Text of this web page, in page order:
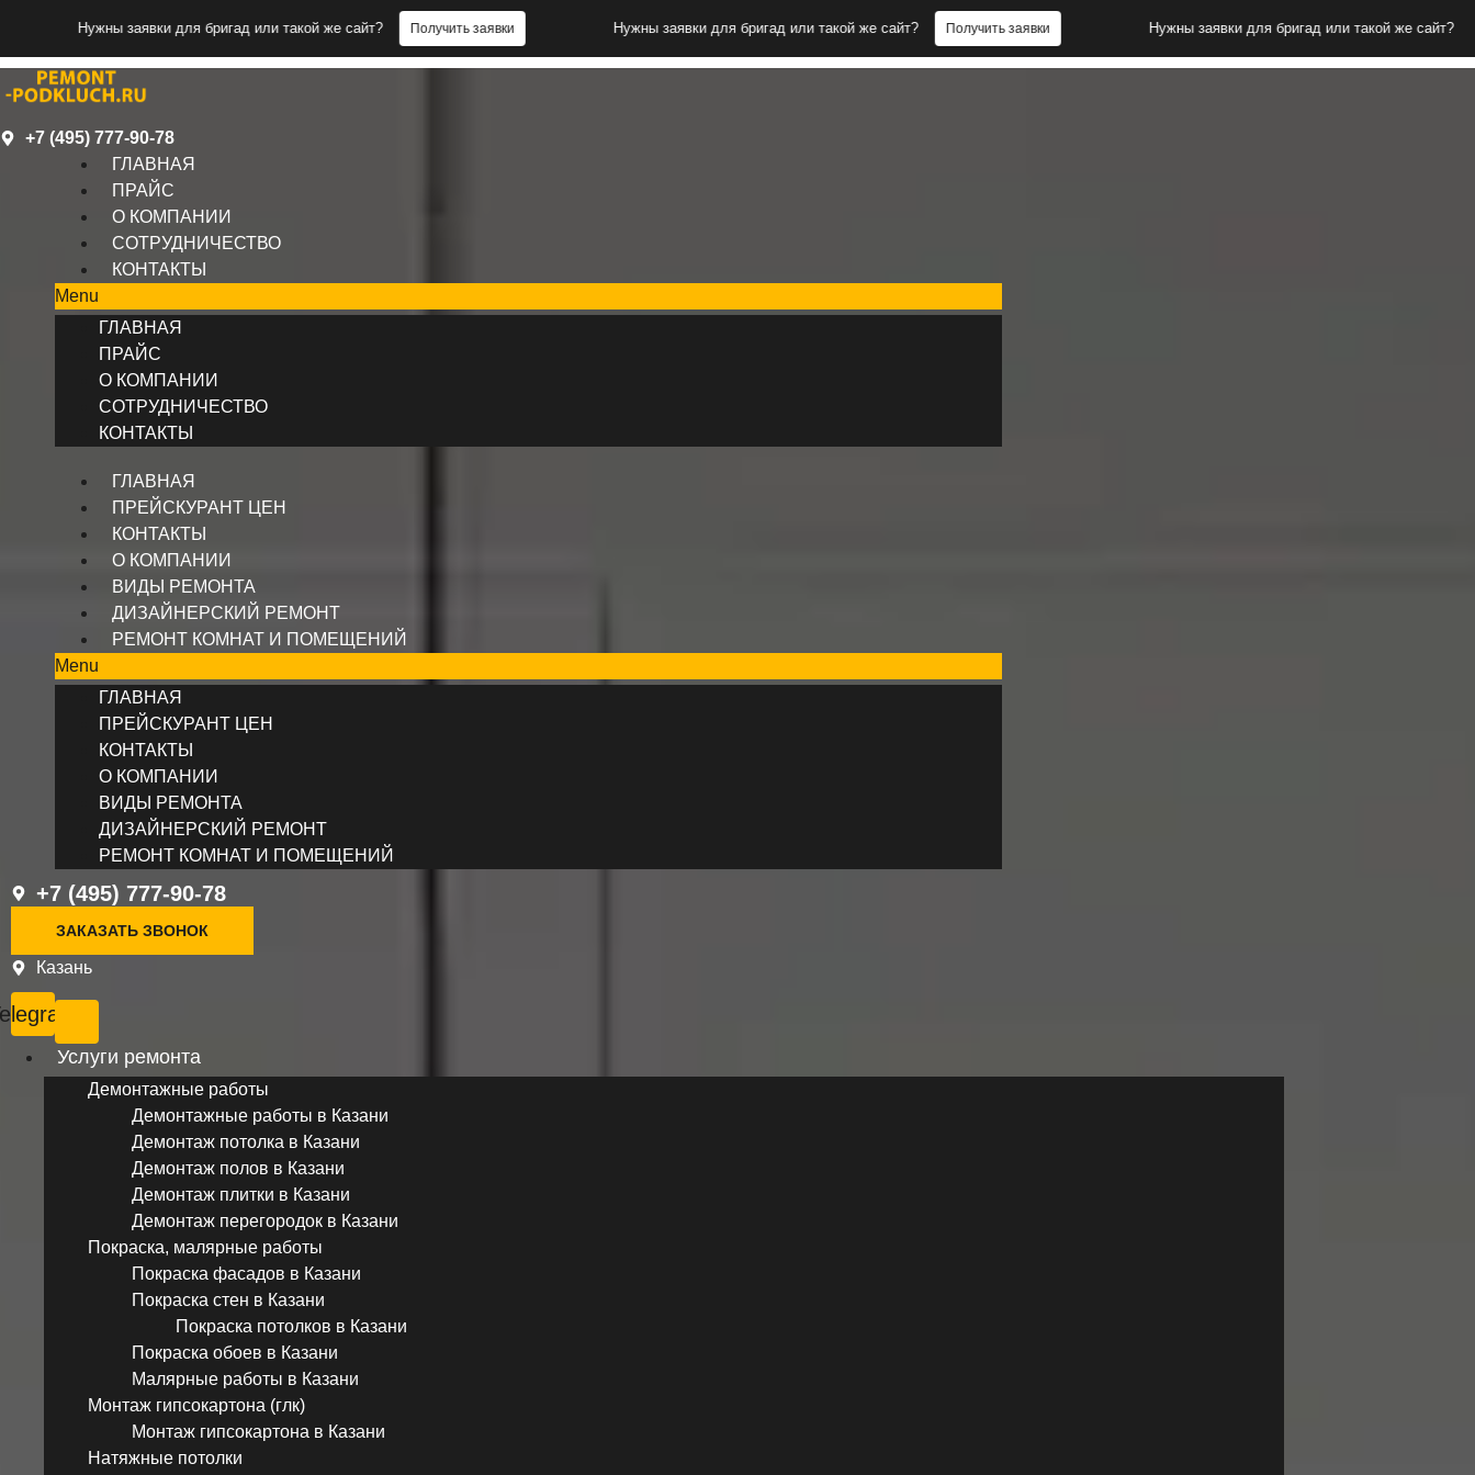
Нужны заявки для бригад или такой же сайт? Получить заявки Нужны заявки для бригад или такой же сайт? Получить заявки Нужны заявки для бригад или такой же сайт? Получить
+7 (495) 777-90-78
ГЛАВНАЯ
ПРАЙС
О КОМПАНИИ
СОТРУДНИЧЕСТВО
КОНТАКТЫ
Menu
ГЛАВНАЯ
ПРАЙС
О КОМПАНИИ
СОТРУДНИЧЕСТВО
КОНТАКТЫ
ГЛАВНАЯ
ПРЕЙСКУРАНТ ЦЕН
КОНТАКТЫ
О КОМПАНИИ
ВИДЫ РЕМОНТА
ДИЗАЙНЕРСКИЙ РЕМОНТ
РЕМОНТ КОМНАТ И ПОМЕЩЕНИЙ
Menu
ГЛАВНАЯ
ПРЕЙСКУРАНТ ЦЕН
КОНТАКТЫ
О КОМПАНИИ
ВИДЫ РЕМОНТА
ДИЗАЙНЕРСКИЙ РЕМОНТ
РЕМОНТ КОМНАТ И ПОМЕЩЕНИЙ
+7 (495) 777-90-78
ЗАКАЗАТЬ ЗВОНОК
Казань
Услуги ремонта
Демонтажные работы
Демонтажные работы в Казани
Демонтаж потолка в Казани
Демонтаж полов в Казани
Демонтаж плитки в Казани
Демонтаж перегородок в Казани
Покраска, малярные работы
Покраска фасадов в Казани
Покраска стен в Казани
Покраска потолков в Казани
Покраска обоев в Казани
Малярные работы в Казани
Монтаж гипсокартона (глк)
Монтаж гипсокартона в Казани
Натяжные потолки